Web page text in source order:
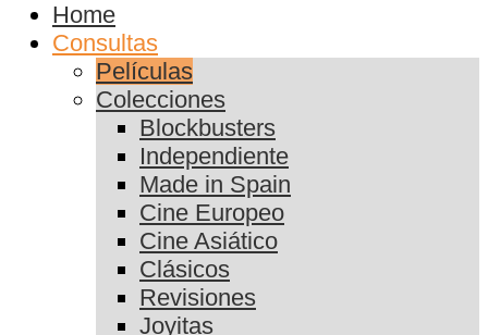
Home
Consultas
Películas
Colecciones
Blockbusters
Independiente
Made in Spain
Cine Europeo
Cine Asiático
Clásicos
Revisiones
Joyitas